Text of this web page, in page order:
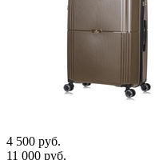
4 500 руб.
11 000 руб.